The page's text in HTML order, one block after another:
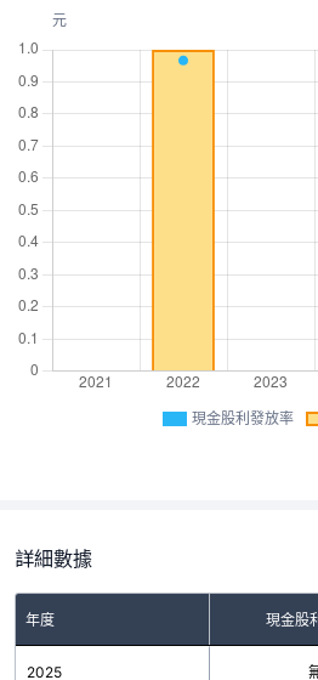
現金股利發放率
詳細數據
年度 現金股利
2025